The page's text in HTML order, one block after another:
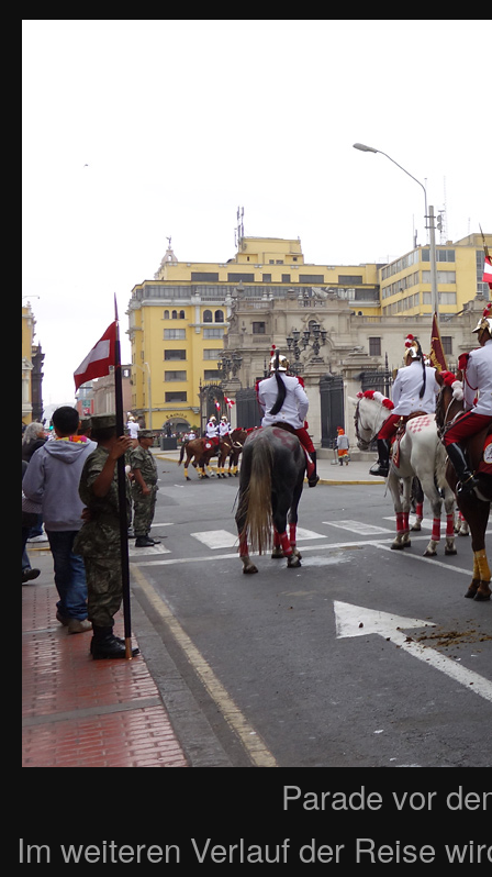
Parade vor
Im weiteren Verlauf der Reise